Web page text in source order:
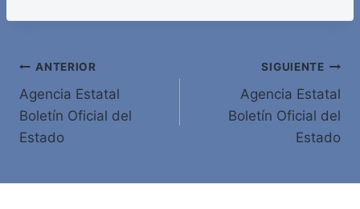
Navegación
de
entradas
ANTERIOR
Agencia Estatal
Boletín Oficial del
Estado
SIGUIENTE
Agencia Estatal
Boletín Oficial del
Estado